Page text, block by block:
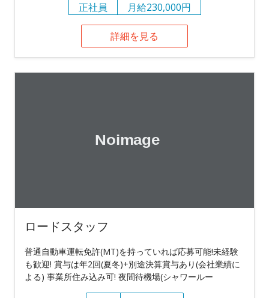
正社員
月給230,000円
詳細を見る
ロードスタッフ
普通自動車運転免許(MT)を持っていれば応募可能!未経験
も歓迎! 賞与は年2回(夏冬)+別途決算賞与あり(会社業績に
よる) 事業所住み込み可! 夜間待機場(シャワールー